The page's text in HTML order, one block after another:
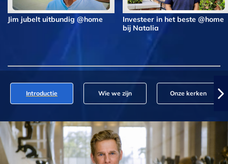
Jim jubelt uitbundig @home
Investeer in het beste @home
bij Natalia
Introductie Wie we zijn Onze kerken